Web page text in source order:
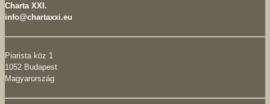
Charta XXI.
info@chartaxxi.eu
Piarista köz 1
1052 Budapest
Magyarország